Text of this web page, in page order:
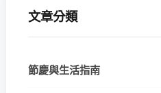
文章分類
節慶與生活指南